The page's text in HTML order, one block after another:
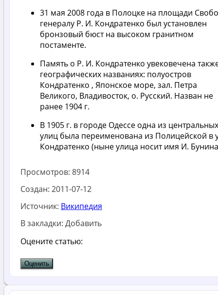
31 мая 2008 года в Полоцке на площади
генералу Р. И. Кондратенко был установлен
бронзовый бюст на высоком гранитном
постаменте.
Память о Р. И. Кондратенко увековечена
географических названиях: полуостров
Кондратенко , Японское море, зал. Петра
Великого, Владивосток, о. Русский. Назван не
ранее 1904 г.
В 1905 г. в городе Одессе одна из центральных
улиц была переименована из Полицейской в
Кондратенко (ныне улица носит имя И.
Просмотров: 8914
Создан: 2011-07-12
Источник: Википедия
В закладки: Добавить
Оцените статью: